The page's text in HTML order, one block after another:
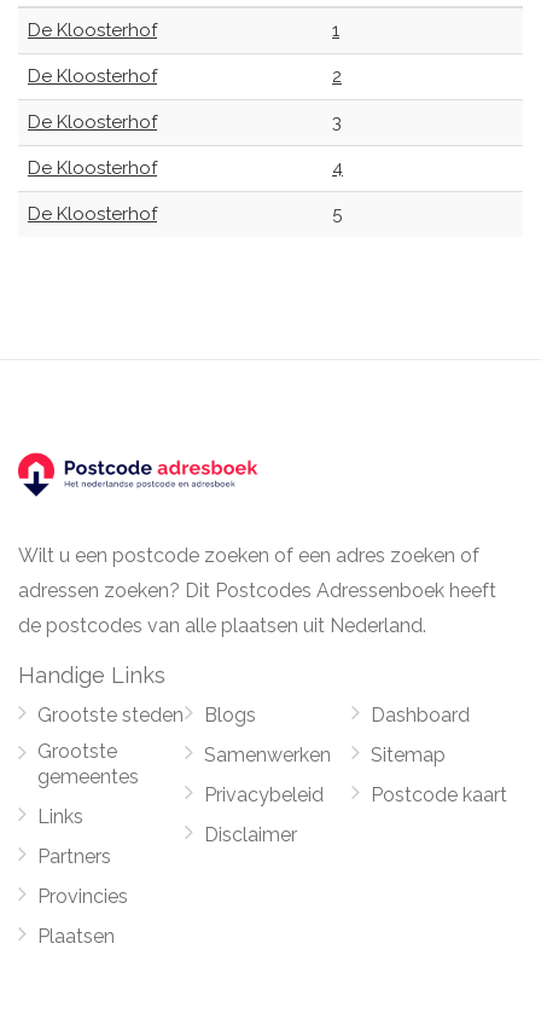
De Kloosterhof 1
De Kloosterhof 2
De Kloosterhof 3
De Kloosterhof 4
De Kloosterhof 5
Wilt u een postcode zoeken of een adres zoeken of
adressen zoeken? Dit Postcodes Adressenboek heeft
de postcodes van alle plaatsen uit Nederland.
Handige Links
Grootste steden
Grootste
gemeentes
Links
Partners
Provincies
Plaatsen
Blogs
Samenwerken
Privacybeleid
Disclaimer
Dashboard
Sitemap
Postcode kaart